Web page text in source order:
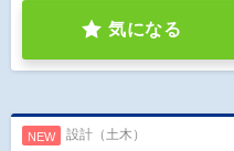
気になる
NEW 設計（土木）